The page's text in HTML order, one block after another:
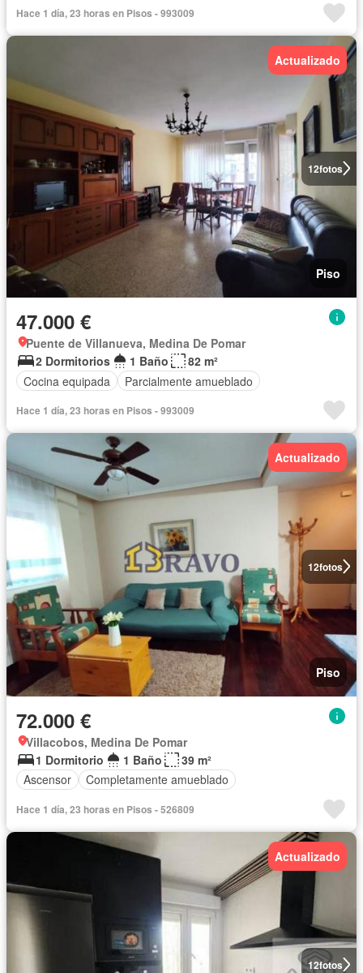
Hace 1 día, 23 horas en Pisos - 993009
12fotos
Actualizado
Piso
47.000 €
Puente de Villanueva, Medina De Pomar
2 Dormitorios
1 Baño
82 m²
Cocina equipada
Parcialmente amueblado
Hace 1 día, 23 horas en Pisos - 993009
12fotos
Actualizado
Piso
72.000 €
Villacobos, Medina De Pomar
1 Dormitorio
1 Baño
39 m²
Ascensor
Completamente amueblado
Hace 1 día, 23 horas en Pisos - 526809
12fotos
Actualizado